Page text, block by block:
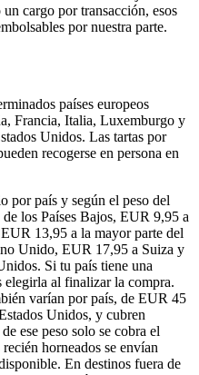
cargo por transacción, esos
por nuestra parte.
países europeos
Francia, Italia, Luxemburgo y
Unidos. Las tartas por
recogerse en persona en
por país y según el peso del
los Países Bajos, EUR 9,95 a
13,95 a la mayor parte del
Unido, EUR 17,95 a Suiza y
Si tu país tiene una
elegirla al finalizar la compra.
varían por país, de EUR 45
Unidos, y cubren
ese peso solo se cobra el
horneados se envían
En destinos fuera de